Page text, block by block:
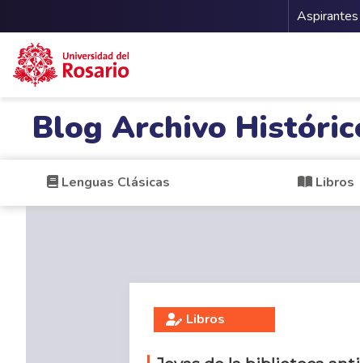
Aspirantes
Blog Archivo
Lenguas Clásicas Libros
Libros